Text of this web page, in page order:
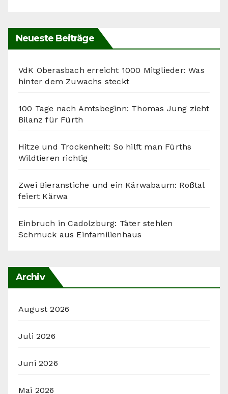
Neueste Beiträge
VdK Oberasbach erreicht 1000 Mitglieder: Was
hinter dem Zuwachs steckt
100 Tage nach Amtsbeginn: Thomas Jung zieht
Bilanz für Fürth
Hitze und Trockenheit: So hilft man Fürths
Wildtieren richtig
Zwei Bieranstiche und ein Kärwabaum: Roßtal
feiert Kärwa
Einbruch in Cadolzburg: Täter stehlen
Schmuck aus Einfamilienhaus
Archiv
August 2026
Juli 2026
Juni 2026
Mai 2026